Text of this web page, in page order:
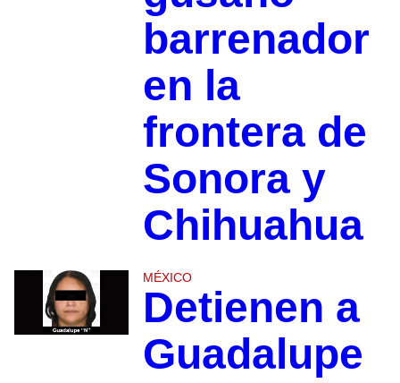
barrenador
en la
frontera de
Sonora y
Chihuahua
MÉXICO
Detienen a
Guadalupe